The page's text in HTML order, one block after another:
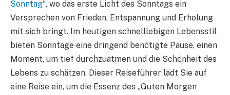
Sonntag“, wo das erste Licht des Sonntags ein
Versprechen von Frieden, Entspannung und Erholung
mit sich bringt. Im heutigen schnelllebigen Lebensstil
bieten Sonntage eine dringend benötigte Pause, einen
Moment, um tief durchzuatmen und die Schönheit des
Lebens zu schätzen. Dieser Reiseführer lädt Sie auf
eine Reise ein, um die Essenz des „Guten Morgen